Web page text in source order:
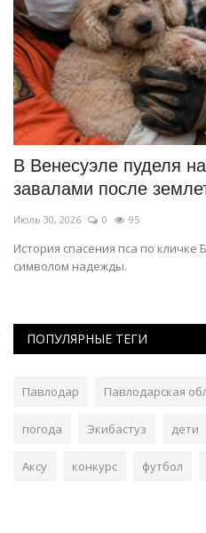
В Венесуэле пуделя
завалами после
Июль 30, 2026 0 95
История спасения пса по кличке
символом надежды.
ПОПУЛЯРНЫЕ ТЕГИ
Павлодар Павлодарская
погода Экибастуз дети
Аксу конкурс футбол